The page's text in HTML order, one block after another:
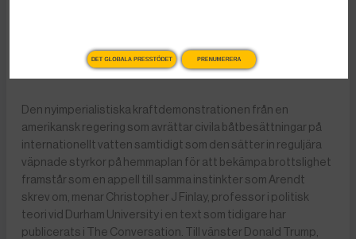
Publicerad 2 januari, 2026
DET GLOBALA PRESSTÖDET PRENUMERERA